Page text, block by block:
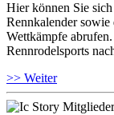
Hier können Sie
Rennkalender sowie
Wettkämpfe
Rennrodelsports
>> Weiter